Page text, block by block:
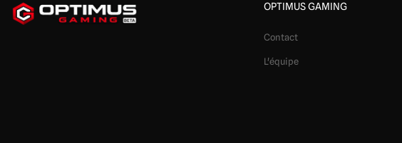
OPTIMUS GAMING
Contact
L'équipe